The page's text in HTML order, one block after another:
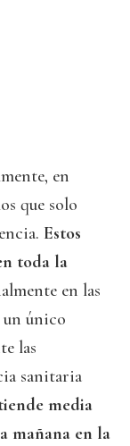
en
que solo
Estos
toda la
en las
un único
las
sanitaria
media
mañana en la